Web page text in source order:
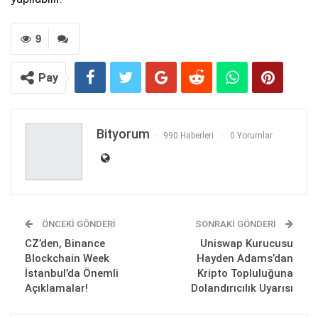
9
Pay
Bityorum 990 Haberleri 0 Yorumlar
ÖNCEKI GÖNDERI
CZ’den, Binance
Blockchain Week
İstanbul’da Önemli
Açıklamalar!
SONRAKI GÖNDERI
Uniswap Kurucusu
Hayden Adams’dan
Kripto Topluluğuna
Dolandırıcılık Uyarısı